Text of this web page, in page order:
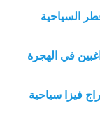
قطر السياحية
الراغبين في الهجرة
استخراج فيزا سياحية